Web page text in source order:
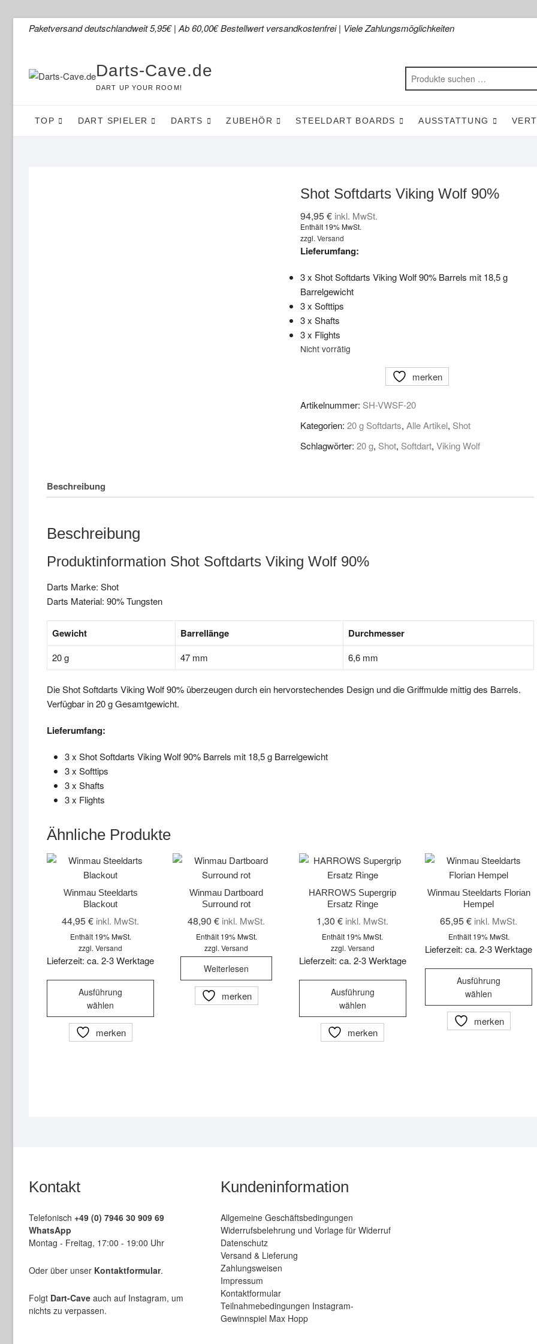
Paketversand deutschlandweit 5,95€ | Ab 60,00€ Bestellwert versandkostenfrei | Viele Zahlungsmöglichkeiten
Darts-Cave.de
DART UP YOUR ROOM!
TOP DART SPIELER DARTS ZUBEHÖR STEELDART BOARDS AUSSTATTUNG
Shot Softdarts Viking Wolf 90%
94,95€ inkl. MwSt.
Enthält 19% MwSt.
zzgl.Versand
Lieferumfang:
3 x Shot Softdarts Viking Wolf 90% Barrels mit 18,5 g
Barrelgewicht
3 x Softtips
3 x Shafts
3 x Flights
Nicht vorrätig
merken
Artikelnummer: SH-VWSF-20
Kategorien:20 g Softdarts,Alle Artikel, Shot
Schlagwörter:20 g, Shot, Softdart,Viking Wolf
Beschreibung
Beschreibung
Produktinformation Shot Softdarts Viking Wolf 90%
Darts Marke: Shot
Darts Material: 90% Tungsten
Gewicht Barrellänge Durchmesser
20 g 47 mm 6,6 mm
Die Shot Softdarts Viking Wolf 90% überzeugen durch ein hervorstechendes Design und die Griffmulde mittig des Barrels.
Verfügbar in 20 g Gesamtgewicht.
Lieferumfang:
3 x Shot Softdarts Viking Wolf 90% Barrels mit 18,5 g Barrelgewicht
3 x Softtips
3 x Shafts
3 x Flights
Ähnliche Produkte
Winmau Steeldarts
Blackout
44,95€ inkl. MwSt.
Enthält 19% MwSt.
zzgl.Versand
Lieferzeit: ca. 2-3 Werktage
Ausführung
wählen
Dieses
merken
Winmau Dartboard
Surround rot
48,90€ inkl. MwSt.
Enthält 19% MwSt.
zzgl.Versand
Weiterlesen
merken
HARROWS Supergrip
Ersatz Ringe
1,30€ inkl. MwSt.
Enthält 19% MwSt.
zzgl. Versand
Lieferzeit: ca. 2-3 Werktage
Ausführung
wählen
Dieses
merken
Winmau Steeldarts Florian
Hempel
65,95€ inkl. MwSt.
Enthält 19% MwSt.
Lieferzeit: ca. 2-3 Werktage
Ausführung
wählen
merken
Kontakt
Telefonisch +49 (0) 7946 30 909 69
WhatsApp
Montag - Freitag, 17:00 - 19:00 Uhr
Oder über unser Kontaktformular.
Folgt Dart-Cave auch auf Instagram, um
nichts zu verpassen.
Kundeninformation
Allgemeine Geschäftsbedingungen
Widerrufsbelehrung und Vorlage für Widerruf
Datenschutz
Versand & Lieferung
Zahlungsweisen
Impressum
Kontaktformular
Teilnahmebedingungen Instagram-
Gewinnspiel Max Hopp